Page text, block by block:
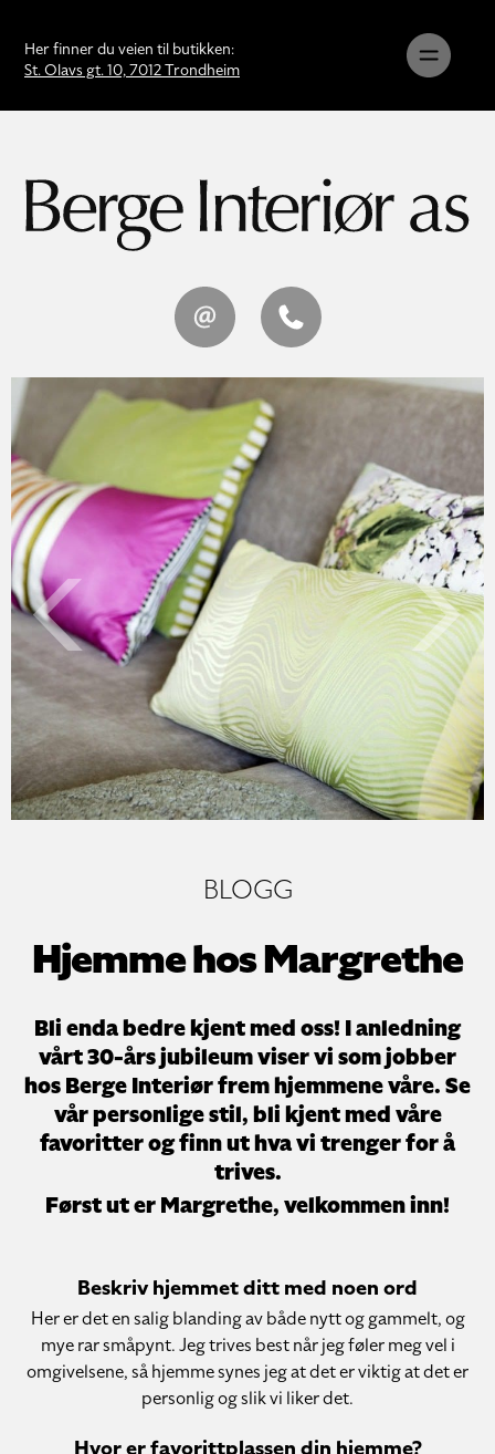
Her finner du veien til butikken:
St. Olavs gt. 10, 7012 Trondheim
BLOGG
Hjemme hos Margrethe
Bli enda bedre kjent med oss! I anledning
vårt 30-års jubileum viser vi som jobber
hos Berge Interiør frem hjemmene våre. Se
vår personlige stil, bli kjent med våre
favoritter og finn ut hva vi trenger for å
trives.
Først ut er Margrethe, velkommen inn!
Beskriv hjemmet ditt med noen ord
Her er det en salig blanding av både nytt og gammelt, og
mye rar småpynt. Jeg trives best når jeg føler meg vel i
omgivelsene, så hjemme synes jeg at det er viktig at det er
personlig og slik vi liker det.
Hvor er favorittplassen din hjemme?